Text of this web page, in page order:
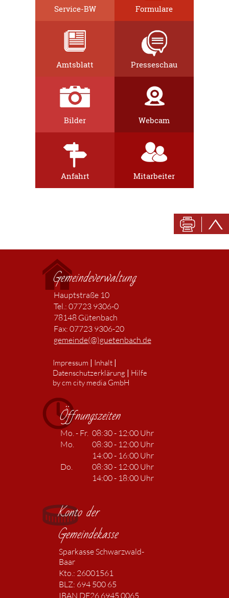
Service-BW Formulare
Amtsblatt Presseschau
Bilder Webcam
Anfahrt Mitarbeiter
Gemeindeverwaltung
Hauptstraße 10
Tel.: 07723 9306-0
78148 Gütenbach
Fax: 07723 9306-20
gemeinde(@)guetenbach.de
Impressum | Inhalt|
Datenschutzerklärung | Hilfe
by cm city media GmbH
Öffnungszeiten
Mo. - Fr. 08:30 - 12:00 Uhr
Mo.
08:30 - 12:00 Uhr
14:00 - 16:00 Uhr
Do.
08:30 - 12:00 Uhr
14:00 - 18:00 Uhr
Konto der
Gemeindekasse
Sparkasse Schwarzwald-
Baar
Kto.: 26001561
BLZ: 694 500 65
IBAN DE26 6945 0065